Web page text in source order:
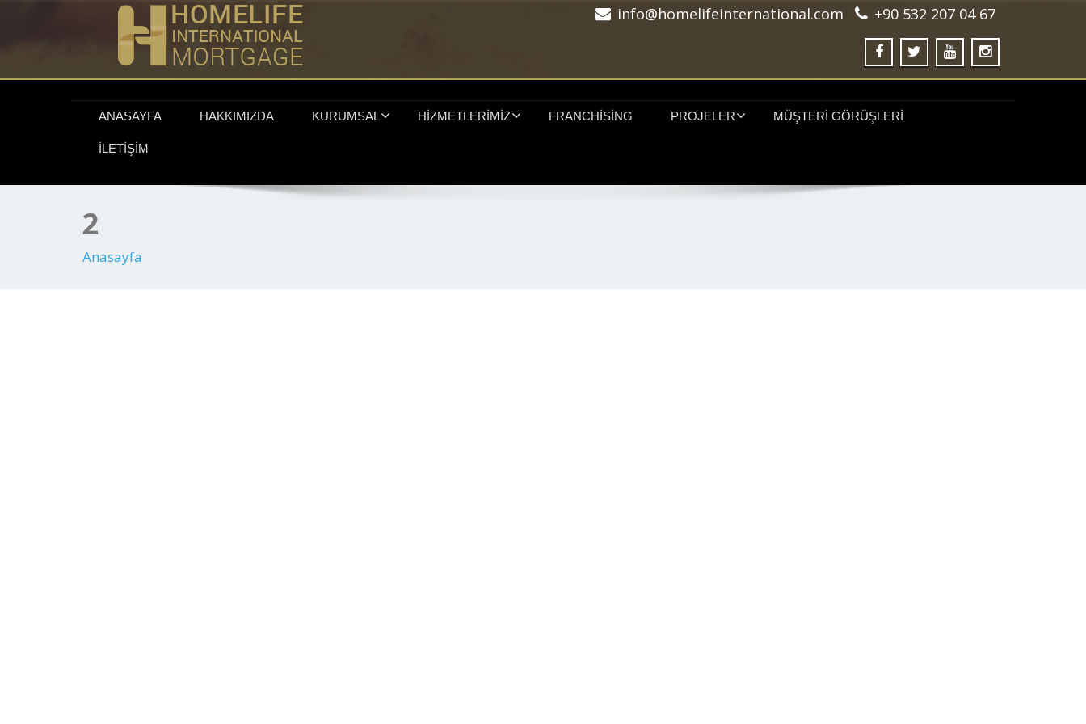
info@homelifeinternational.com +90 532 207 04 67
ANASAYFA HAKKIMIZDA KURUMSAL HIZMETLERIMIZ FRANCHISING PROJELER MÜŞTERI GÖRÜŞLERI
İLETIŞIM
2
Anasayfa